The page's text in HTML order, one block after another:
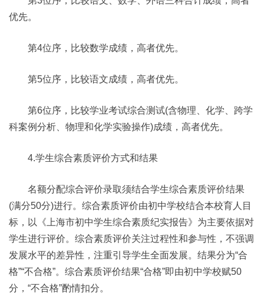
优先。
第4位序，比较数学成绩，高者优先。
第5位序，比较语文成绩，高者优先。
第6位序，比较学业考试综合测试(含物理、化学、跨学
科案例分析、物理和化学实验操作)成绩，高者优先。
4.学生综合素质评价方式和结果
名额分配综合评价录取须结合学生综合素质评价结果
(满分50分)进行。综合素质评价由初中学校结合本校育人目
标，以《上海市初中学生综合素质纪实报告》为主要依据对
学生进行评价。综合素质评价关注过程性和参与性，不强调
发展水平的差异性，注重引导学生全面发展。结果分为“合
格”“不合格”。综合素质评价结果“合格”即由初中学校赋50
分，“不合格”酌情扣分。